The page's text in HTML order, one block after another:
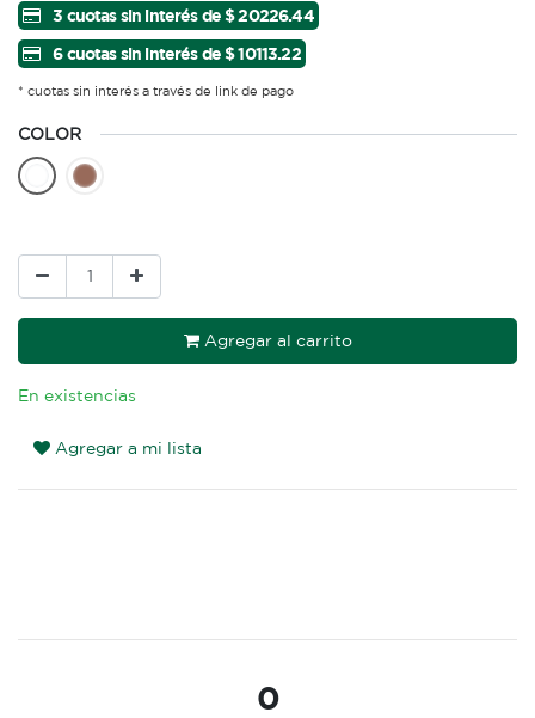
3 cuotas sin interés de $ 20226.44
6 cuotas sin interés de $ 10113.22
* cuotas sin interés a través de link de pago
COLOR
Agregar al carrito
En existencias
Agregar a mi lista
0